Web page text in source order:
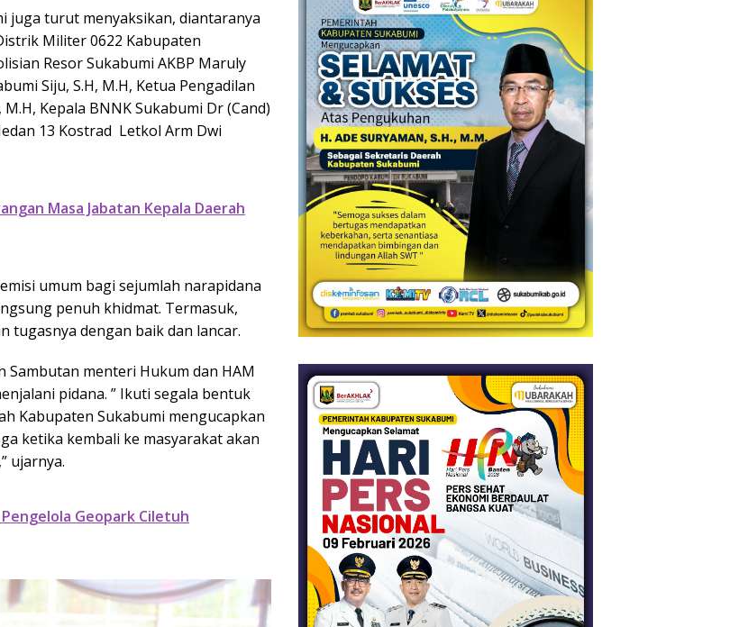
juga turut menyaksikan, diantaranya
Militer 0622 Kabupaten
Resor Sukabumi AKBP Maruly
Siju, S.H, M.H, Ketua Pengadilan
Kepala BNNK Sukabumi Dr (Cand)
13 Kostrad Letkol Arm Dwi
Masa Jabatan Kepala Daerah
umum bagi sejumlah narapidana
penuh khidmat. Termasuk,
tugasnya dengan baik dan lancar.
Sambutan menteri Hukum dan HAM
pidana. ” Ikuti segala bentuk
Kabupaten Sukabumi mengucapkan
ketika kembali ke masyarakat akan
ujarnya.
Geopark Ciletuh